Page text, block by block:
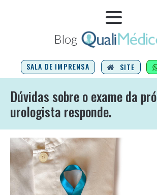
Blog
SALA DE IMPRENSA SITE
Dúvidas sobre o exame da
urologista responde.